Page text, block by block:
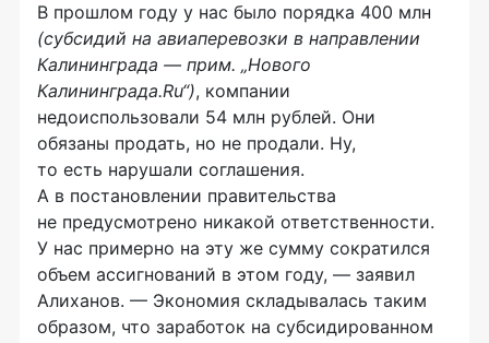
В прошлом году у нас было порядка 400 млн
(субсидий на авиаперевозки в направлении
Калининграда — прим. „Нового
Калининграда.Ru“), компании
недоиспользовали 54 млн рублей. Они
обязаны продать, но не продали. Ну,
то есть нарушали соглашения.
А в постановлении правительства
не предусмотрено никакой ответственности.
У нас примерно на эту же сумму сократился
объем ассигнований в этом году, — заявил
Алиханов. — Экономия складывалась таким
образом, что заработок на субсидированном